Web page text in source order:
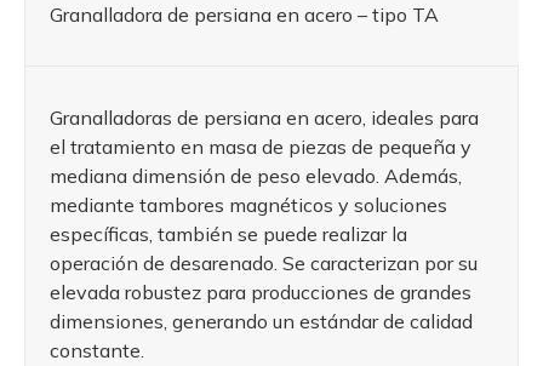
Granalladora de persiana en acero – tipo TA
Granalladoras de persiana en acero, ideales para
el tratamiento en masa de piezas de pequeña y
mediana dimensión de peso elevado. Además,
mediante tambores magnéticos y soluciones
específicas, también se puede realizar la
operación de desarenado. Se caracterizan por su
elevada robustez para producciones de grandes
dimensiones, generando un estándar de calidad
constante.